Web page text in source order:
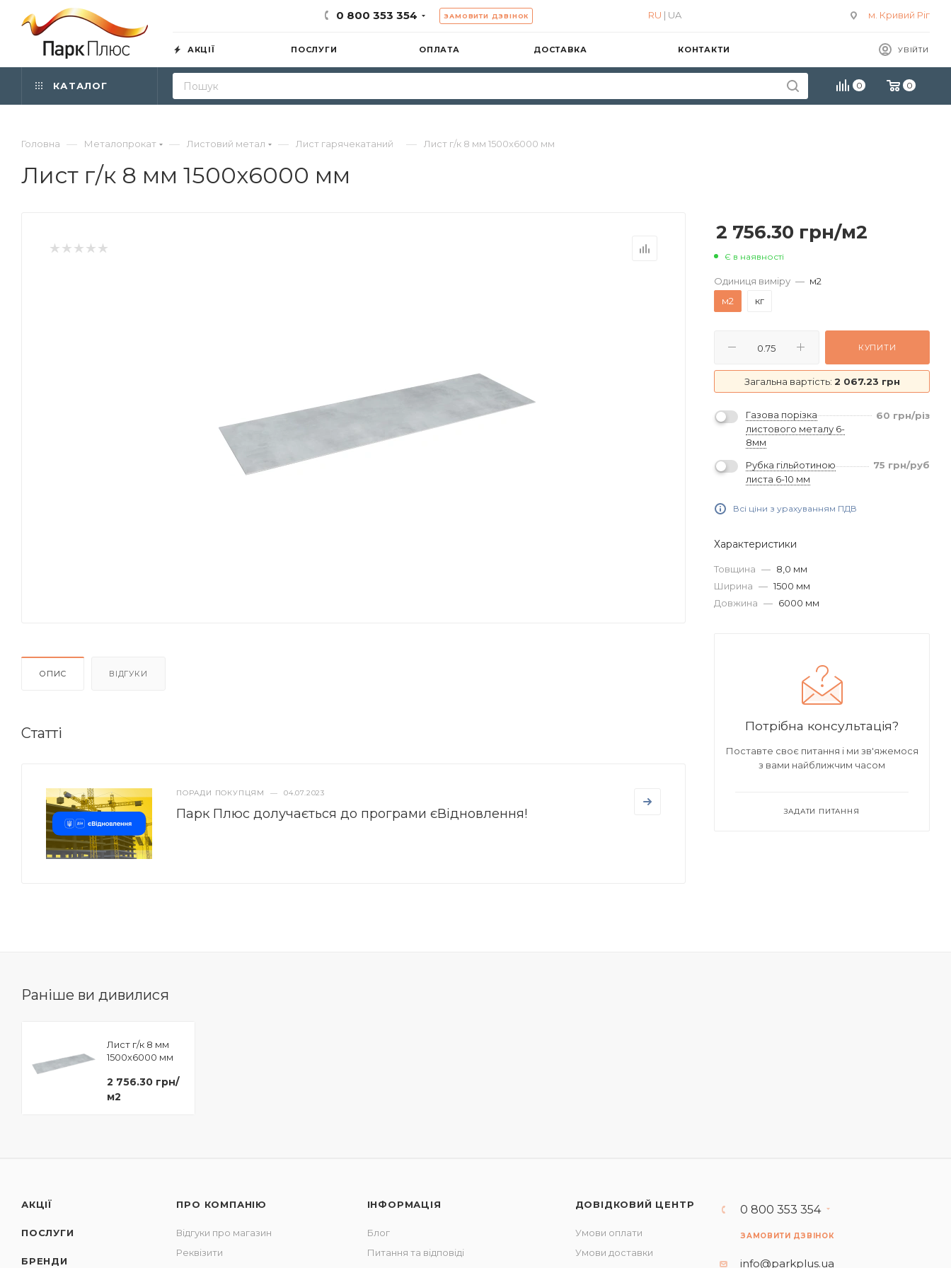
0 800 353 354 ЗАМОВИТИ ДЗВІНОК м. Кривий Ріг
RU | UA
УВІЙТИ
АКЦІЇ ПОСЛУГИ ОПЛАТА ДОСТАВКА КОНТАКТИ
0 0
КАТАЛОГ
Головна — Металопрокат — Листовий метал — Лист гарячекатаний — Лист г/к 8 мм 1500х6000 мм
Лист г/к 8 мм 1500х6000 мм
ОПИС ВІДГУКИ
Статті
ПОРАДИ ПОКУПЦЯМ — 04.07.2023
Парк Плюс долучається до програми єВідновлення!
2 756.30 грн/м2
Є в наявності
Одиниця виміру — м2
м2
кг
КУПИТИ
Загальна вартість: 2 067.23 грн
Газова порізка
листового металу 6-
8мм
60 грн/різ
Рубка гільйотиною
листа 6-10 мм
75 грн/руб
Всі ціни з урахуванням ПДВ
Характеристики
Товщина — 8,0 мм
Ширина — 1500 мм
Довжина — 6000 мм
Потрібна консультація?
Поставте своє питання і ми зв'яжемося
з вами найближчим часом
ЗАДАТИ ПИТАННЯ
Раніше ви дивилися
Лист г/к 8 мм
1500х6000 мм
2 756.30 грн/
м2
АКЦІЇ
ПОСЛУГИ
БРЕНДИ
ПРО КОМПАНІЮ
Відгуки про магазин
Реквізити
ІНФОРМАЦІЯ
Блог
Питання та відповіді
ДОВІДКОВИЙ ЦЕНТР
Умови оплати
Умови доставки
0 800 353 354
ЗАМОВИТИ ДЗВІНОК
info@parkplus.ua